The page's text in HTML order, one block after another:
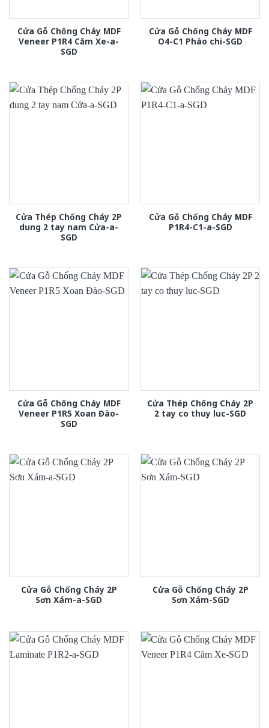
Cửa Gỗ Chống Cháy MDF
Veneer P1R4 Căm Xe-a-
SGD
Cửa Gỗ Chống Cháy MDF
O4-C1 Phào chi-SGD
Cửa Thép Chống Cháy 2P
dung 2 tay nam Cửa-a-
SGD
Cửa Gỗ Chống Cháy MDF
P1R4-C1-a-SGD
Cửa Gỗ Chống Cháy MDF
Veneer P1R5 Xoan Đào-
SGD
Cửa Thép Chống Cháy 2P
2 tay co thuy luc-SGD
Cửa Gỗ Chống Cháy 2P
Sơn Xám-a-SGD
Cửa Gỗ Chống Cháy 2P
Sơn Xám-SGD